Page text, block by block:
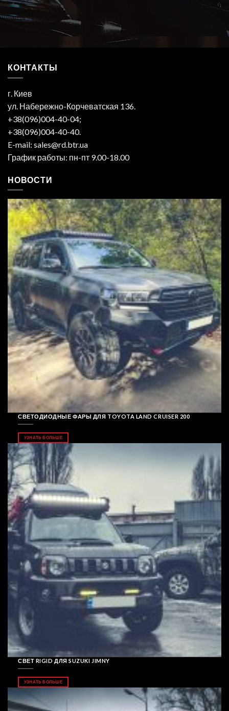
КОНТАКТЫ
г. Киев
ул. Набережно-Корчеватская 136.
+38(096)004-40-04;
+38(096)004-40-40.
E-mail: sales@rd.btr.ua
График работы: пн-пт 9.00-18.00
НОВОСТИ
СВЕТОДИОДНЫЕ ФАРЫ ДЛЯ TOYOTA LAND CRUISER 200
УЗНАТЬ БОЛЬШЕ
СВЕТ RIGID ДЛЯ SUZUKI JIMNY
УЗНАТЬ БОЛЬШЕ